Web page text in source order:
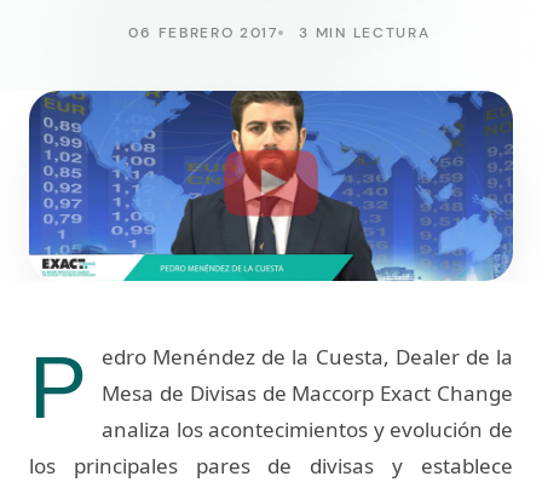
06 FEBRERO 2017 3 MIN LECTURA
P
edro Menéndez de la Cuesta, Dealer de la
Mesa de Divisas de Maccorp Exact Change
analiza los acontecimientos y evolución de
los principales pares de divisas y establece